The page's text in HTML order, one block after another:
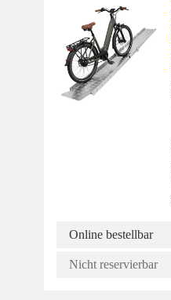
Online bestellbar
Nicht reservierbar